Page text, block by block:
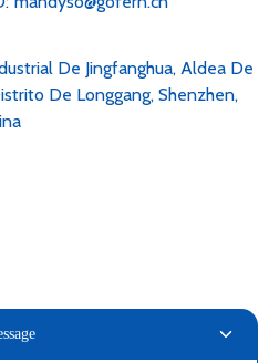
De Jingfanghua, Aldea De
De Longgang, Shenzhen,